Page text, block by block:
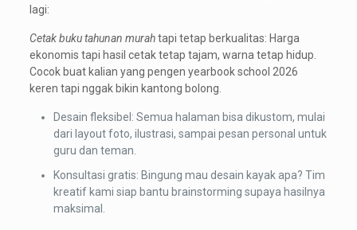
lagi:
Cetak buku tahunan murahtapi tetap berkualitas: Harga
ekonomis tapi hasil cetak tetap tajam, warna tetap hidup.
Cocok buat kalian yang pengen yearbook school 2026
keren tapi nggak bikin kantong bolong.
Desain fleksibel: Semua halaman bisa dikustom, mulai
dari layout foto, ilustrasi, sampai pesan personal untuk
guru dan teman.
Konsultasi gratis: Bingung mau desain kayak apa? Tim
kreatif kami siap bantu brainstorming supaya hasilnya
maksimal.